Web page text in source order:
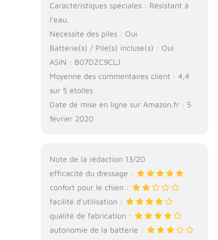
Caractéristiques spéciales : Résistant à
l’eau.
Nécessite des piles : Oui
Batterie(s) / Pile(s) incluse(s) : Oui
ASIN : B07DZC9CLJ
Moyenne des commentaires client : 4,4
sur 5 étoiles
Date de mise en ligne sur Amazon.fr : 5
février 2020
Note de la rédaction 13/20
efficacité du dressage :
confort pour le chien :
facilité d’utilisation :
qualité de fabrication :
autonomie de la batterie :